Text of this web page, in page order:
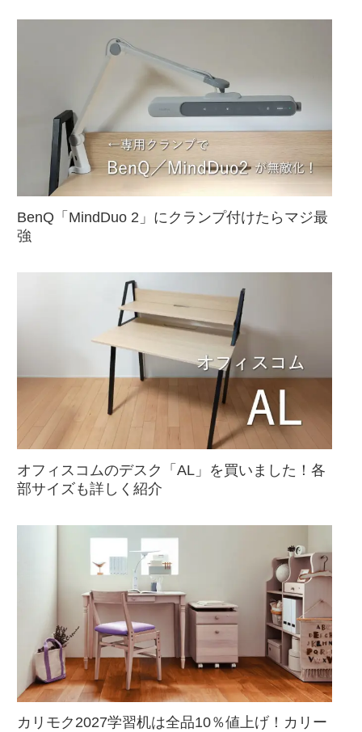
BenQ「MindDuo 2」にクランプ付けたらマジ最
強
オフィスコムのデスク「AL」を買いました！各
部サイズも詳しく紹介
カリモク2027学習机は全品10％値上げ！カリー